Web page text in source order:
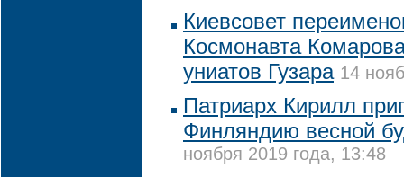
Киевсовет
Космонавта
униатов Гузара 14
Патриарх Кирилл
Финляндию весной
ноября 2019 года, 13:48